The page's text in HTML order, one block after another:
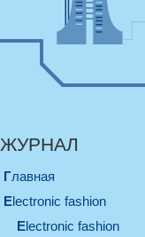
ЖУРНАЛ
Главная
electronic fashion
electronic fashion